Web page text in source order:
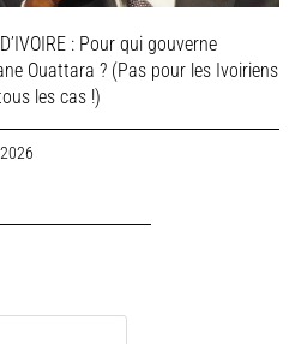
: Pour qui gouverne
Ouattara ? (Pas pour les Ivoiriens
les cas !)